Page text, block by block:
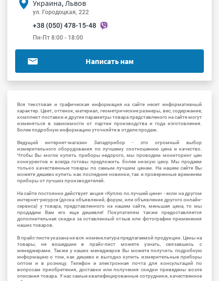
Украина, Львов
ул. Городоцкая, 222
+38 (050) 478-15-48
Пн-Пт 8:00 - 18:00
Написать нам
Вся текстовая и графическая информация на сайте несет информативный
характер. Цвет, оттенок, материал, геометрические размеры, вес, содержание,
комплект поставки и другие параметры товара представленого на сайте могут
изменяться в зависимости от партии производства и года изготовления.
Более подробную информацию уточняйте в отделе продаж.
Ведущий интернет-магазин Западприбор - это огромный выбор
измерительного оборудования по лучшему соотношению цена и качество.
Чтобы Вы могли купить приборы недорого, мы проводим мониторинг цен
конкурентов и всегда готовы предложить более низкую цену. Мы продаем
только качественные товары по самым лучшим ценам. На нашем сайте Вы
можете дешево купить как последние новинки, так и проверенные временем
приборы от лучших производителей.
На сайте постоянно действует акция «Куплю по лучшей цене» - если на другом
интернет-ресурсе (доска объявлений, форум, или объявление другого онлайн-
сервиса) у товара, представленного на нашем сайте, меньшая цена, то мы
продадим Вам его еще дешевле! Покупателям также предоставляется
дополнительная скидка за оставленный отзыв или фотографии применения
наших товаров.
В прайс-листе указана не вся номенклатура предлагаемой продукции. Цены на
товары, не вошедшие в прайс-лист можете узнать, связавшись с
менеджерами. Также у наших менеджеров Вы можете получить подробную
информацию о том, как дешево и выгодно купить измерительные приборы
оптом и в розницу. Телефон и электронная почта для консультаций по
вопросам приобретения, доставки или получения скидки приведены возле
описания товара. У нас самые квалифицированные сотрудники, качественное